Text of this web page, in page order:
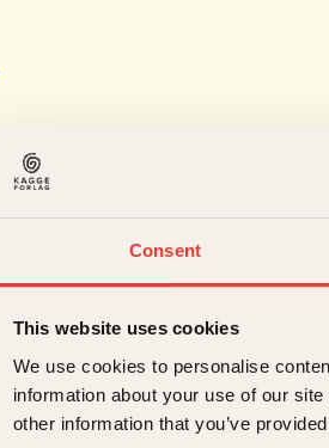
Consent
This website uses cookies
We use cookies to personalise
information about your use of our
other information that you’ve